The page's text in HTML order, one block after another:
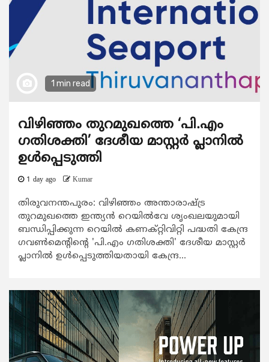
1 min read
വിഴിഞ്ഞം തുറമുഖത്തെ ‘പി.എം
ഗതിശക്തി’ ദേശീയ മാസ്റ്റർ പ്ലാനിൽ
ഉൾപ്പെടുത്തി
1 day ago Kumar
തിരുവനന്തപുരം: വിഴിഞ്ഞം അന്താരാഷ്ട്ര
തുറമുഖത്തെ ഇന്ത്യൻ റെയിൽവേ ശൃംഖലയുമായി
ബന്ധിപ്പിക്കുന്ന റെയിൽ കണക്റ്റിവിറ്റി പദ്ധതി കേന്ദ്ര ​
ഗവൺമെൻ്റിൻ്റെ 'പി.എം ഗതിശക്തി' ദേശീയ മാസ്റ്റർ
പ്ലാനിൽ ഉൾപ്പെടുത്തിയതായി കേന്ദ്ര...